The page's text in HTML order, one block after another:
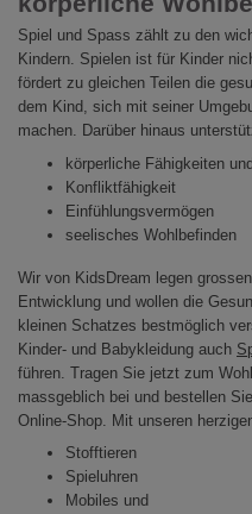
Spiel und Spass zählt zu den
Kindern. Spielen ist für Kinder
fördert zu gleichen Teilen die
dem Kind, sich mit seiner
machen. Darüber hinaus
körperliche Fähigkeiten
Konfliktfähigkeit
Einfühlungsvermögen
seelisches Wohlbefinden
Wir von KidsDream legen
Entwicklung und wollen die
kleinen Schatzes bestmöglich
Kinder- und Babykleidung auch
führen. Tragen Sie jetzt zum
massgeblich bei und bestellen
Online-Shop. Mit unseren
Stofftieren
Spieluhren
Mobiles und